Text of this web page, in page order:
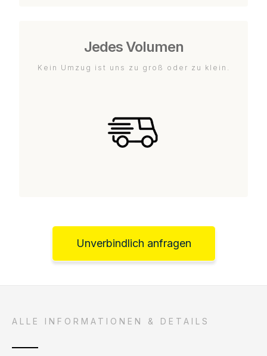
Jedes Volumen
Kein Umzug ist uns zu groß oder zu klein.
Unverbindlich anfragen
ALLE INFORMATIONEN & DETAILS